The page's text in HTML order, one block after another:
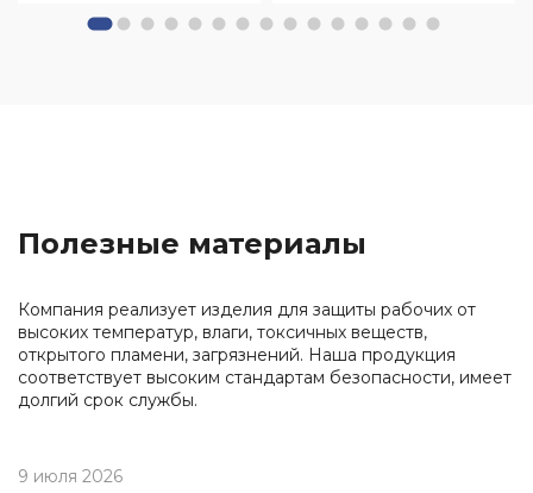
Полезные материалы
Компания реализует изделия для защиты рабочих от
высоких температур, влаги, токсичных веществ,
открытого пламени, загрязнений. Наша продукция
соответствует высоким стандартам безопасности, имеет
долгий срок службы.
9 июля 2026